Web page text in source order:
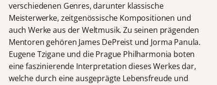
verschiedenen Genres, darunter klassische
Meisterwerke, zeitgenössische Kompositionen und
auch Werke aus der Weltmusik. Zu seinen prägenden
Mentoren gehören James DePreist und Jorma Panula.
Eugene Tzigane und die Prague Philharmonia boten
eine faszinierende Interpretation dieses Werkes dar,
welche durch eine ausgeprägte Lebensfreude und